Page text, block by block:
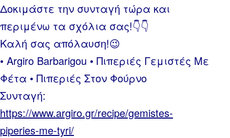
Δοκιμάστε την συνταγή τώρα και
περιμένω τα σχόλια σας!👇👇
Καλή σας απόλαυση!😉
• Argiro Barbarigou • Πιπεριές Γεμιστές Με
Φέτα • Πιπεριές Στον Φούρνο
Συνταγή:
https://www.argiro.gr/recipe/gemistes-
piperies-me-tyri/